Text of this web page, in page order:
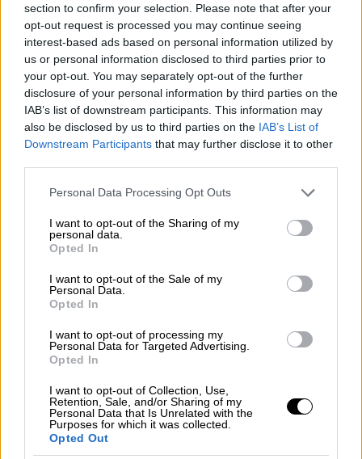
section to confirm your selection. Please note that after your
opt-out request is processed you may continue seeing
interest-based ads based on personal information utilized by
us or personal information disclosed to third parties prior to
your opt-out. You may separately opt-out of the further
disclosure of your personal information by third parties on the
IAB’s list of downstream participants. This information may
also be disclosed by us to third parties on the IAB’s List of
Downstream Participants that may further disclose it to other
Please note that this website/app uses one or more Google
not limited to your visit or usage behaviour. You may click to
grant or deny consent to Google and its third-party tags to
use your data for below specified purposes in below Google
consent section.
Personal Data Processing Opt Outs
I want to opt-out of the Sharing of my
personal data.
Opted In
I want to opt-out of the Sale of my
Personal Data.
Opted In
I want to opt-out of processing my
Personal Data for Targeted Advertising.
Opted In
I want to opt-out of Collection, Use,
Retention, Sale, and/or Sharing of my
Personal Data that Is Unrelated with the
Purposes for which it was collected.
Opted Out
Στο άρθρο 17 του νομοσχεδίου που
κατέθεσεστη Βουλή το υπουργείο Υγείας
προβλέπεται ότι θα οριστούν νέα όρια
συνταγογράφησης τα οποία θα καθοριστούν
με υπουργική απόφαση, ενώ όποιος γιατρός
τα ξεπερνά θα τον περιμένουν αυστηρές
ποινές.
Οι ποινές για τα φάρμακα
Αρμόδια για τους ελέγχους στη
συνταγογράφησηορίζεται νέα επιτροπή που
συστήνεται στον ΕΟΠΥΥ και η οποία θα
περίπτωση που διαπιστωθεί πως ένας
γιατρός υπερβαίνει τους οριζόμενους
περιορισμούς.
Στην περίπτωση αυτή θα δίνεται η
δυνατότητα στο